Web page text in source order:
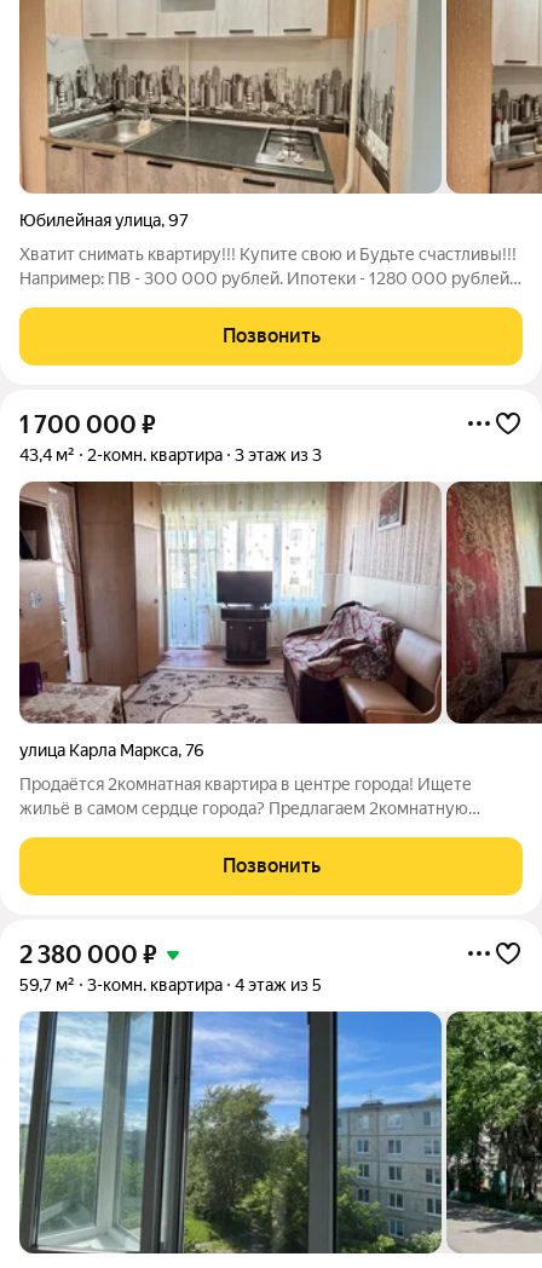
Юбилейная улица,97
Хватит снимать квартиру!!! Купите свою и Будьте счастливы!!!
Например: ПВ - 300 000 рублей. Ипотеки - 1280 000 рублей.
покупке светлую 1 комнатную квартиру ул. Юбилейная 97.
Этаж и площадь: -
Позвонить
1 700 000 ₽
43,4 м² 2-комн. квартира 3 этаж из 3
улица Карла Маркса,76
Продаётся 2комнатная квартира в центре города! Ищете
жильё в самом сердце города? Предлагаем 2комнатную
или инвестиций. Основные характеристики: - расположение:
центр города; - количество
Позвонить
2 380 000 ₽
59,7 м² 3-комн. квартира 4 этаж из 5